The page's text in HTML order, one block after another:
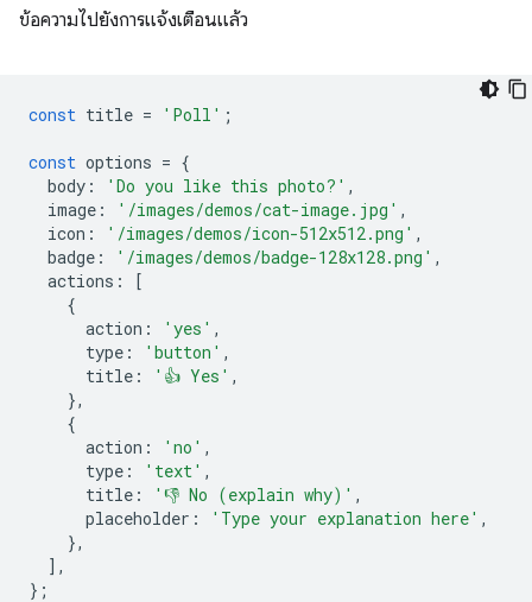
ข้อความไปยังการแจ้งเตือนแล้ว
const title = 'Poll' ;
const options = {
body : 'Do you like this photo?' ,
image : '/images/demos/cat-image.jpg' ,
icon : '/images/demos/icon-512x512.png' ,
badge : '/images/demos/badge-128x128.png' ,
actions :
[
{
action : 'yes' ,
type : 'button' ,
title : '👍 Yes' ,
},
{
action : 'no' ,
type : 'text' ,
title : '👎 No (explain why)' ,
placeholder : 'Type your explanation here' ,
},
],
};